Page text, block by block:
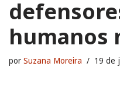
humanos
por Suzana Moreira 19 de